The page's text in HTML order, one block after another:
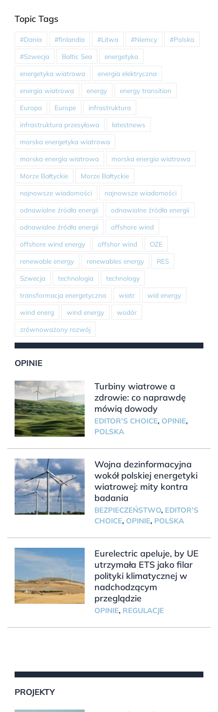
Topic Tags
#Dania #finlandia #Litwa #Niemcy #Polska
#Szwecja Baltic Sea energetyka
energetyka wiatrowa energia elektryczna
energia wiatrowa energy energy transition
Europa Europe infrastruktura
infrastruktura przesyłowa latestnews
morska energetyka wiatrowa
morska energia wiatrowa morska energia wiatrowa
Morze Bałtyckie Morze Bałtyckie
najnowsze wiadomości najnowsze wiadomości
odnawialne źródła energii odnawialne źródła energii
odnawialne źródła energii offshore wind
offshore wind energy offshor wind OZE
renewable energy renewables energy RES
Szwecja technologia technology
transformacja energetyczna wiatr wid energy
wind energ wind energy wodór
zrównoważony rozwój
OPINIE
Turbiny wiatrowe a
zdrowie: co naprawdę
mówią dowody
EDITOR'S CHOICE, OPINIE,
POLSKA
Wojna dezinformacyjna
wokół polskiej energetyki
wiatrowej: mity kontra
badania
BEZPIECZEŃSTWO, EDITOR'S
CHOICE, OPINIE, POLSKA
Eurelectric apeluje, by UE
utrzymała ETS jako filar
polityki klimatycznej w
nadchodzącym
przeglądzie
OPINIE, REGULACJE
PROJEKTY